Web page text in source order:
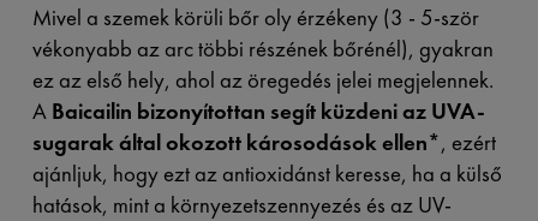
Mivel a szemek körüli bőr oly érzékeny (3 - 5-ször
vékonyabb az arc többi részének bőrénél), gyakran
ez az első hely, ahol az öregedés jelei megjelennek.
A Baicailin bizonyítottan segít küzdeni az UVA-
sugarak által okozott károsodások ellen*, ezért
ajánljuk, hogy ezt az antioxidánst keresse, ha a külső
hatások, mint a környezetszennyezés és az UV-